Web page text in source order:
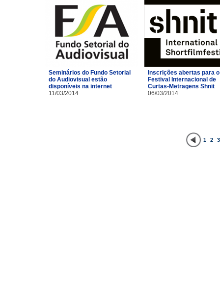
Seminários do Fundo Setorial
do Audiovisual estão
disponíveis na internet
11/03/2014
Inscrições abertas para o
Festival Internacional de
Curtas-Metragens Shnit
06/03/2014
1 2 3